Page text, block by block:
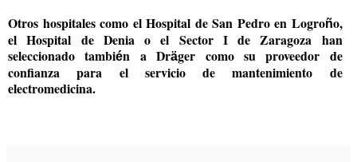
Otros hospitales como el Hospital de San Pedro en Logroño,
el Hospital de Denia o el Sector I de Zaragoza han
seleccionado también a Dräger como su proveedor de
confianza para el servicio de mantenimiento de
electromedicina.